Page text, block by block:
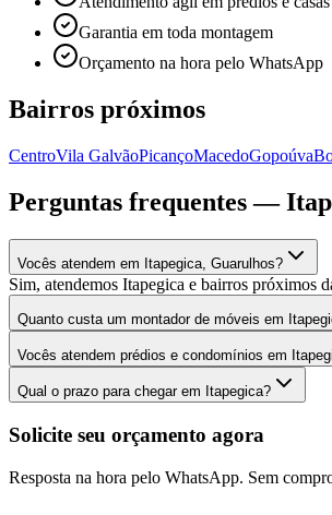
Garantia em toda montagem
Orçamento na hora pelo WhatsApp
Bairros próximos
CentroVila GalvãoPicançoMacedoGopoúva
Perguntas frequentes —
Vocês atendem em Itapegica, Guarulhos?
Sim, atendemos Itapegica e bairros próximos
Quanto custa um montador de móveis em
Vocês atendem prédios e condomínios em
Qual o prazo para chegar em Itapegica?
Solicite seu orçamento agora
Resposta na hora pelo WhatsApp. Sem